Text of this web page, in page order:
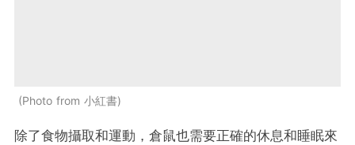
Photo from 小紅書
除了食物攝取和運動，倉鼠也需要正確的休息和睡眠來